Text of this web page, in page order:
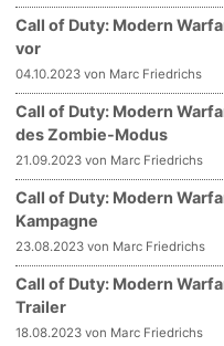
Call of Duty: Modern
vor
04.10.2023 von Marc Friedrichs
Call of Duty: Modern
des Zombie-Modus
21.09.2023 von Marc Friedrichs
Call of Duty: Modern
Kampagne
23.08.2023 von Marc Friedrichs
Call of Duty: Modern
Trailer
18.08.2023 von Marc Friedrichs